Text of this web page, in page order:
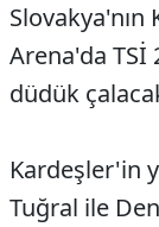
Arena'da TSİ
düdük
Kardeşler'in
Tuğral ile